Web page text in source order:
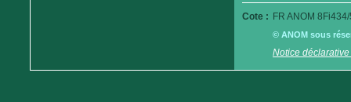
Cote : FR ANOM
© ANOM sous
Notice